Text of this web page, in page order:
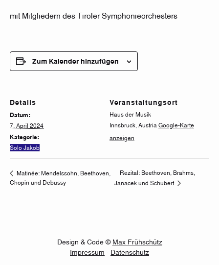
mit Mitgliedern des Tiroler Symphonieorchesters
Zum Kalender hinzufügen
Details
Datum:
7. April 2024
Kategorie:
Solo Jakob
Veranstaltungsort
Haus der Musik
Innsbruck, Austria Google-Karte
anzeigen
Matinée: Mendelssohn, Beethoven,
Chopin und Debussy
Rezital: Beethoven, Brahms,
Janacek und Schubert
Design & Code © Max Frühschütz
Impressum · Datenschutz